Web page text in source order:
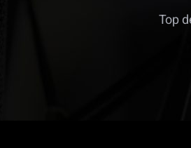
Top